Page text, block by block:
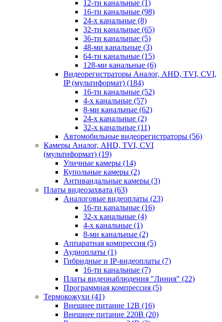
12-ти канальные (1)
16-ти канальные (98)
24-х канальные (8)
32-ти канальные (65)
36-ти канальные (5)
48-ми канальные (3)
64-ти канальные (15)
128-ми канальные (6)
Видеорегистраторы Аналог, AHD, TVI, CVI,
IP (мультиформат) (184)
16-ти канальные (52)
4-х канальные (57)
8-ми канальные (62)
24-х канальные (2)
32-х канальные (11)
Автомобильные видеорегистраторы (56)
Камеры Аналог, AHD, TVI, CVI
(мультиформат) (19)
Уличные камеры (14)
Купольные камеры (2)
Антивандальные камеры (3)
Платы видеозахвата (63)
Аналоговые видеоплаты (23)
16-ти канальные (16)
32-х канальные (4)
4-х канальные (1)
8-ми канальные (2)
Аппаратная компрессия (5)
Аудиоплаты (1)
Гибридные и IP-видеоплаты (7)
16-ти канальные (7)
Платы видеонаблюдения "Линия" (22)
Программная компрессия (5)
Термокожухи (41)
Внешнее питание 12В (16)
Внешнее питание 220В (20)